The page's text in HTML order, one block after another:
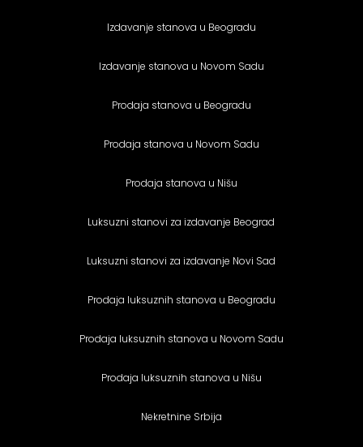
Izdavanje stanova u Beogradu
Izdavanje stanova u Novom Sadu
Prodaja stanova u Beogradu
Prodaja stanova u Novom Sadu
Prodaja stanova u Nišu
Luksuzni stanovi za izdavanje Beograd
Luksuzni stanovi za izdavanje Novi Sad
Prodaja luksuznih stanova u Beogradu
Prodaja luksuznih stanova u Novom Sadu
Prodaja luksuznih stanova u Nišu
Nekretnine Srbija